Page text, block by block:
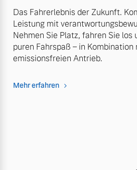
Das Fahrerlebnis der Zukunft.
Leistung mit
Nehmen Sie Platz, fahren Sie los
puren Fahrspaß – in Kombination
emissionsfreien Antrieb.
Mehr erfahren